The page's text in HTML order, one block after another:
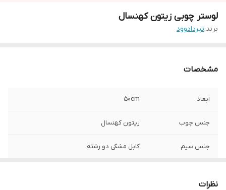
لوستر چوبی زیتون کهنسال
برند:تیردادوود
مشخصات
ابعاد 50cm
جنس چوب زیتون کهنسال
جنس سیم کابل مشکی دو رشته
نظرات